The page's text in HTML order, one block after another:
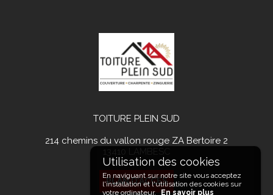
TOITURE PLEIN SUD
214 chemins du vallon rouge ZA Bertoire 2
PLAN D'ACCÉS
En naviguant sur notre site vous acceptez
l'installation et l'utilisation des cookies sur
votre ordinateur.
En savoir plus